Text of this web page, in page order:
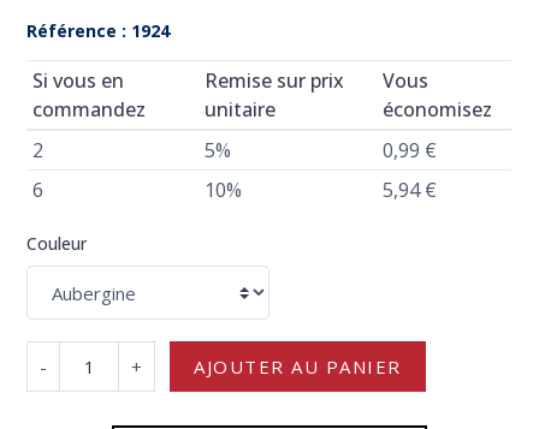
Référence : 1924
Si vous en
commandez
Remise sur prix
unitaire
Vous
économisez
2
5%
0,99 €
6
10% 5,94 €
Couleur
- + AJOUTER AU PANIER